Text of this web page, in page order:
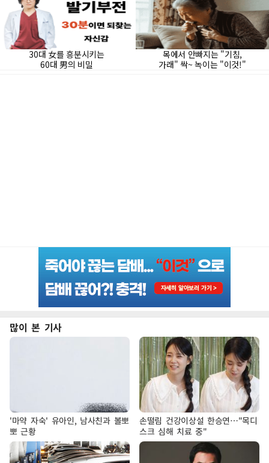
많이 본 기사
'마약 자숙' 유아인, 남사친과 볼뽀
뽀 근황
손떨림 건강이상설 한승연…"목디
스크 심해 치료 중"